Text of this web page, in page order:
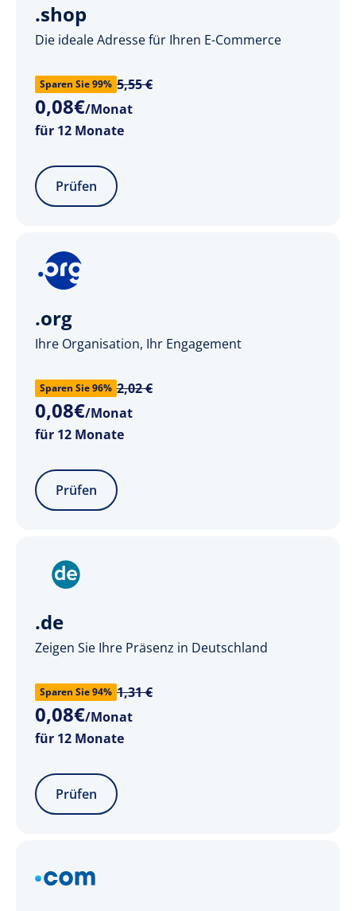
.shop
Die ideale Adresse für Ihren E-Commerce
Sparen Sie 99% 5,55 €
0,08€/Monat
für 12 Monate
Prüfen
.org
Ihre Organisation, Ihr Engagement
Sparen Sie 96% 2,02 €
0,08€/Monat
für 12 Monate
Prüfen
.de
Zeigen Sie Ihre Präsenz in Deutschland
Sparen Sie 94% 1,31 €
0,08€/Monat
für 12 Monate
Prüfen